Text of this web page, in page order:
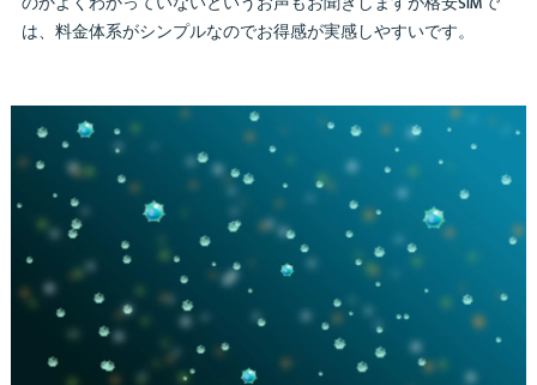
は、料金体系がシンプルなのでお得感が実感しやすいです。